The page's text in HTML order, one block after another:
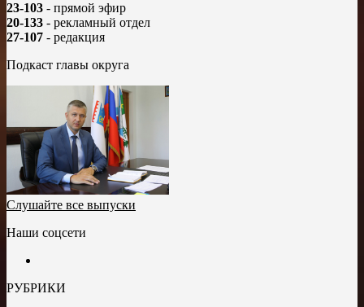
23-103 - прямой эфир
20-133 - рекламный отдел
27-107 - редакция
Подкаст главы округа
Слушайте все выпуски
Наши соцсети
РУБРИКИ